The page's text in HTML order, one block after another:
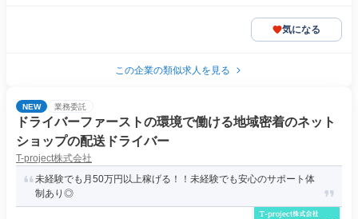
気になる
この企業の類似求人を見る
NEW 業務委託
ドライバーファーストの環境で働ける地域密着のネット
ショップの配送ドライバー
T-project株式会社
未経験でも月50万円以上稼げる！！未経験でも安心のサポート体
制あり◎